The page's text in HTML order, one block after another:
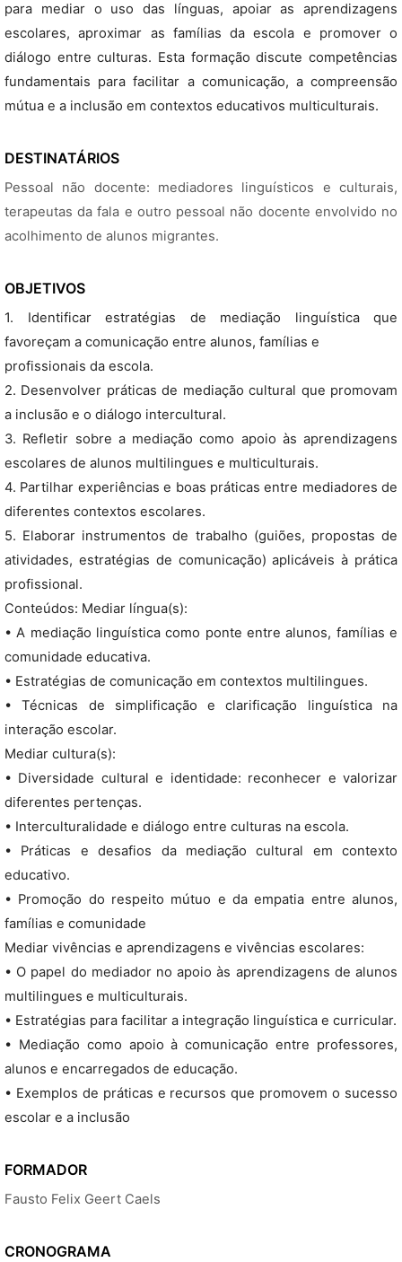
para mediar o uso das línguas, apoiar as aprendizagens
escolares, aproximar as famílias da escola e promover o
diálogo entre culturas. Esta formação discute competências
fundamentais para facilitar a comunicação, a compreensão
mútua e a inclusão em contextos educativos multiculturais.
DESTINATÁRIOS
Pessoal não docente: mediadores linguísticos e culturais,
terapeutas da fala e outro pessoal não docente envolvido no
acolhimento de alunos migrantes.
OBJETIVOS
1. Identificar estratégias de mediação linguística que
favoreçam a comunicação entre alunos, famílias e
profissionais da escola.
2. Desenvolver práticas de mediação cultural que promovam
a inclusão e o diálogo intercultural.
3. Refletir sobre a mediação como apoio às aprendizagens
escolares de alunos multilingues e multiculturais.
4. Partilhar experiências e boas práticas entre mediadores de
diferentes contextos escolares.
5. Elaborar instrumentos de trabalho (guiões, propostas de
atividades, estratégias de comunicação) aplicáveis à prática
profissional.
Conteúdos: Mediar língua(s):
• A mediação linguística como ponte entre alunos, famílias e
comunidade educativa.
• Estratégias de comunicação em contextos multilingues.
• Técnicas de simplificação e clarificação linguística na
interação escolar.
Mediar cultura(s):
• Diversidade cultural e identidade: reconhecer e valorizar
diferentes pertenças.
• Interculturalidade e diálogo entre culturas na escola.
• Práticas e desafios da mediação cultural em contexto
educativo.
• Promoção do respeito mútuo e da empatia entre alunos,
famílias e comunidade
Mediar vivências e aprendizagens e vivências escolares:
• O papel do mediador no apoio às aprendizagens de alunos
multilingues e multiculturais.
• Estratégias para facilitar a integração linguística e curricular.
• Mediação como apoio à comunicação entre professores,
alunos e encarregados de educação.
• Exemplos de práticas e recursos que promovem o sucesso
escolar e a inclusão
FORMADOR
Fausto Felix Geert Caels
CRONOGRAMA